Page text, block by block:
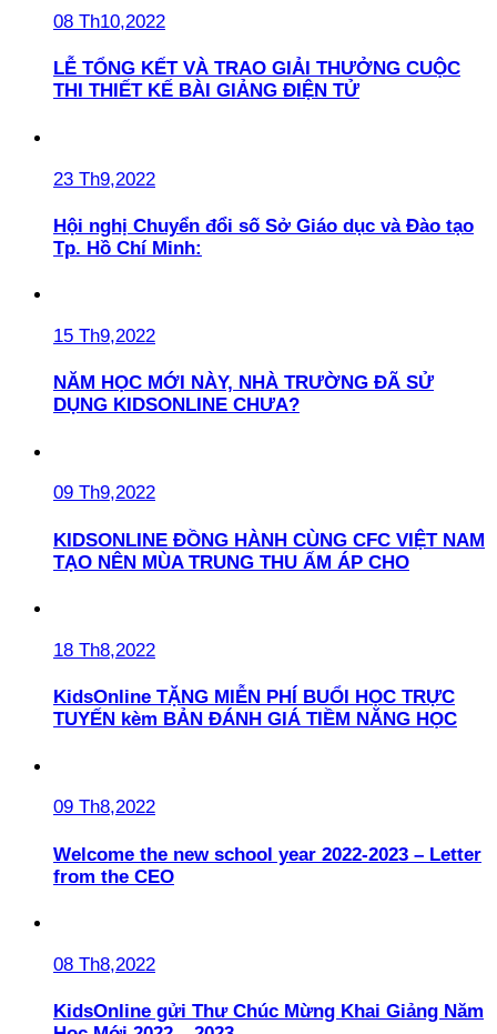
08 Th10,2022
LỄ TỔNG KẾT VÀ TRAO GIẢI THƯỞNG CUỘC
THI THIẾT KẾ BÀI GIẢNG ĐIỆN TỬ
23 Th9,2022
Hội nghị Chuyển đổi số Sở Giáo dục và Đào tạo
Tp. Hồ Chí Minh:
15 Th9,2022
NĂM HỌC MỚI NÀY, NHÀ TRƯỜNG ĐÃ SỬ
DỤNG KIDSONLINE CHƯA?
09 Th9,2022
KIDSONLINE ĐỒNG HÀNH CÙNG CFC VIỆT NAM
TẠO NÊN MÙA TRUNG THU ẤM ÁP CHO
18 Th8,2022
KidsOnline TẶNG MIỄN PHÍ BUỔI HỌC TRỰC
TUYẾN kèm BẢN ĐÁNH GIÁ TIỀM NĂNG HỌC
09 Th8,2022
Welcome the new school year 2022-2023 – Letter
from the CEO
08 Th8,2022
KidsOnline gửi Thư Chúc Mừng Khai Giảng Năm